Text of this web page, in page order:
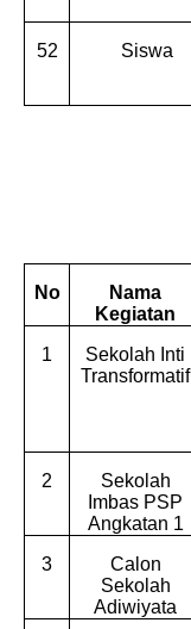
52 Siswa
No
Nama
Kegiatan
1
Sekolah Inti
Transformatif
2
Sekolah
Imbas PSP
Angkatan 1
3
Calon
Sekolah
Adiwiyata